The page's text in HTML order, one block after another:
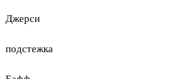
Джерси
подстежка